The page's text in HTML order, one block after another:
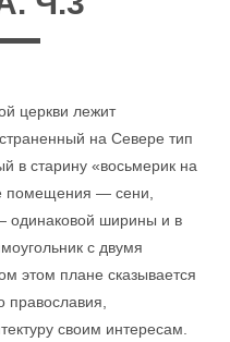
церкви лежит
на Севере тип
в старину «восьмерик на
помещения — сени,
одинаковой ширины и в
с двумя
этом плане сказывается
православия,
своим интересам.